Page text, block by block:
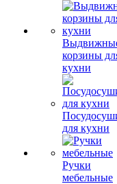
корзины
кухни
для кухни
Ручки
мебельные